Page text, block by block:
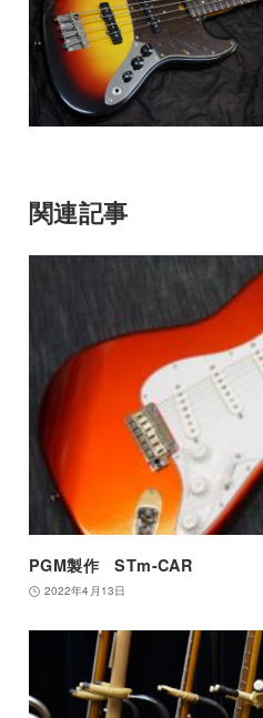
関連記事
PGM製作 STm-CAR
2022年4月13日